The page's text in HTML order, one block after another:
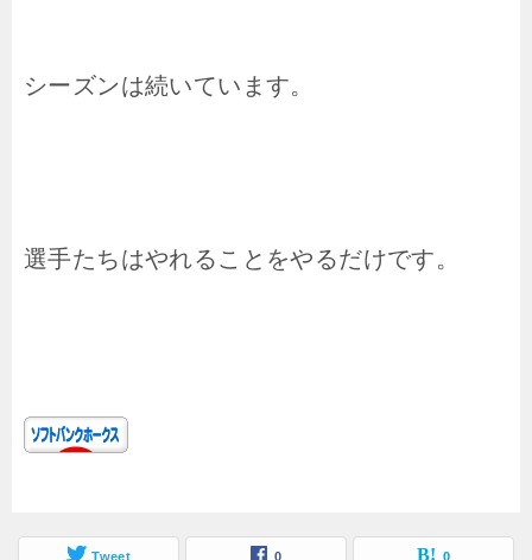
シーズンは続いています。
選手たちはやれることをやるだけです。
Tweet 0 0